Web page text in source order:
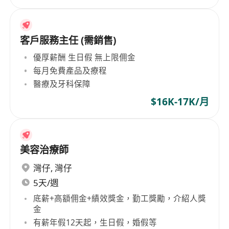
客戶服務主任 (需銷售)
優厚薪酬 生日假 無上限佣金
每月免費產品及療程
醫療及牙科保障
$16K-17K/月
美容治療師
灣仔, 灣仔
5天/週
底薪+高額佣金+績效獎金，勤工獎勵，介紹人獎
金
有薪年假12天起，生日假，婚假等